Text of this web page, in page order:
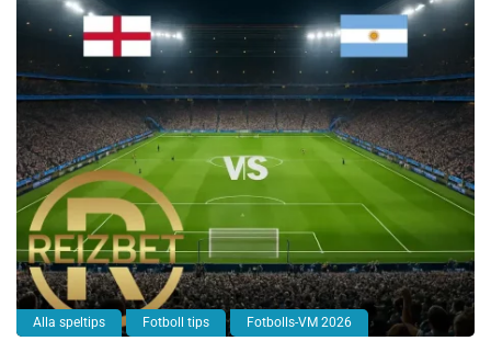
Alla speltips Fotboll tips Fotbolls-VM 2026